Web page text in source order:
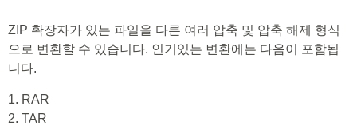
ZIP 확장자가 있는 파일을 다른 여러 압축 및 압축 해제 형식
으로 변환할 수 있습니다. 인기있는 변환에는 다음이 포함됩
니다.
1. RAR
2. TAR